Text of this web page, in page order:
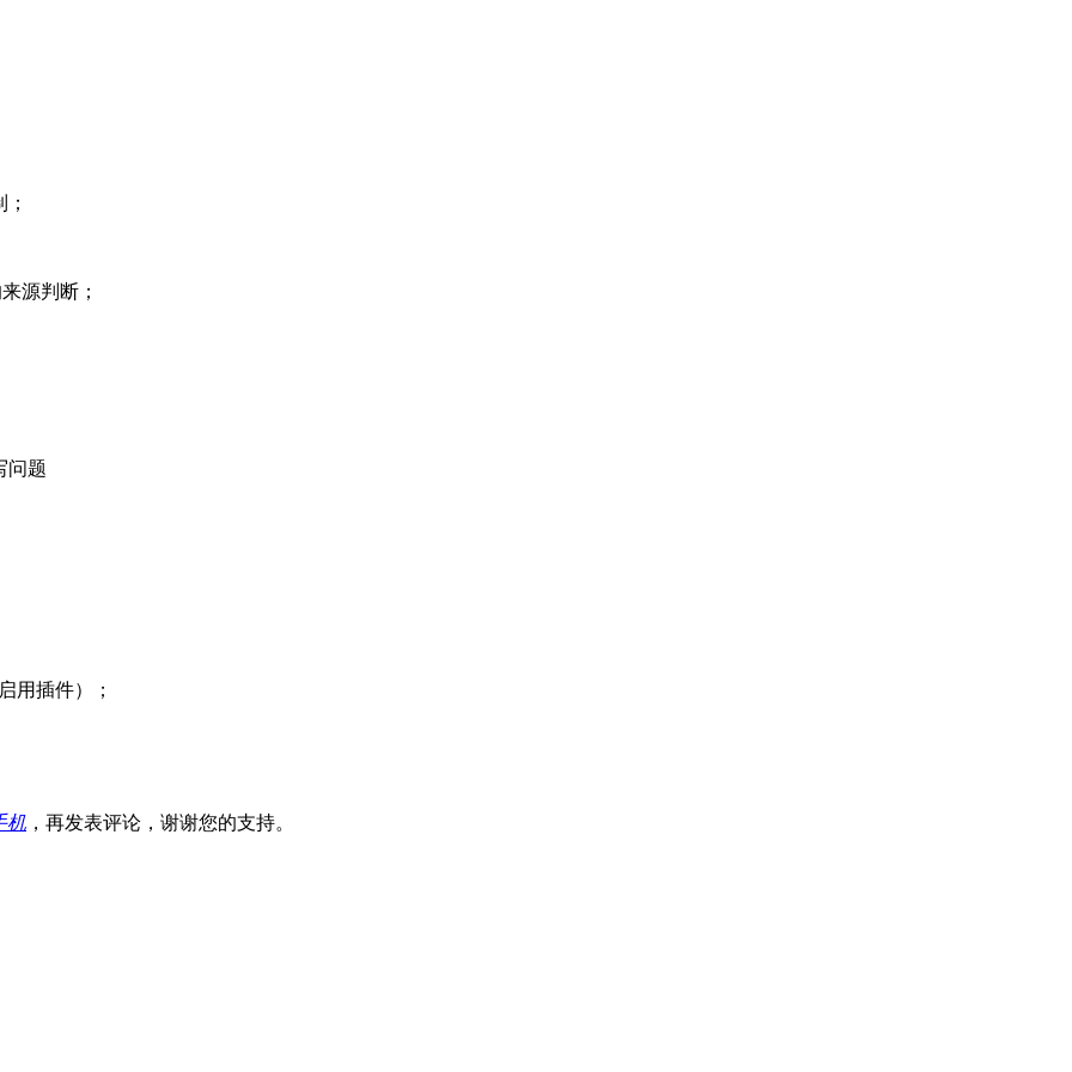
源判断；
问题
用插件）；
机 ，再发表评论，谢谢您的支持。